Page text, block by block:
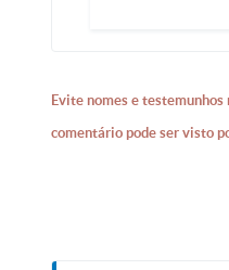
Evite nomes e
comentário pode ser visto